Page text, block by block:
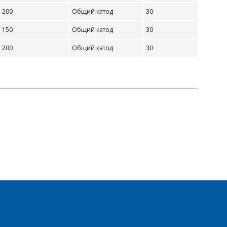
200 Общий катод 30
150 Общий катод 30
200 Общий катод 30